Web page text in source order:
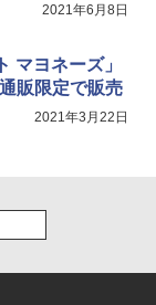
ブン ヘルシオ
2021年6月8日
マヨネーズ」
販限定で販売
2021年3月22日